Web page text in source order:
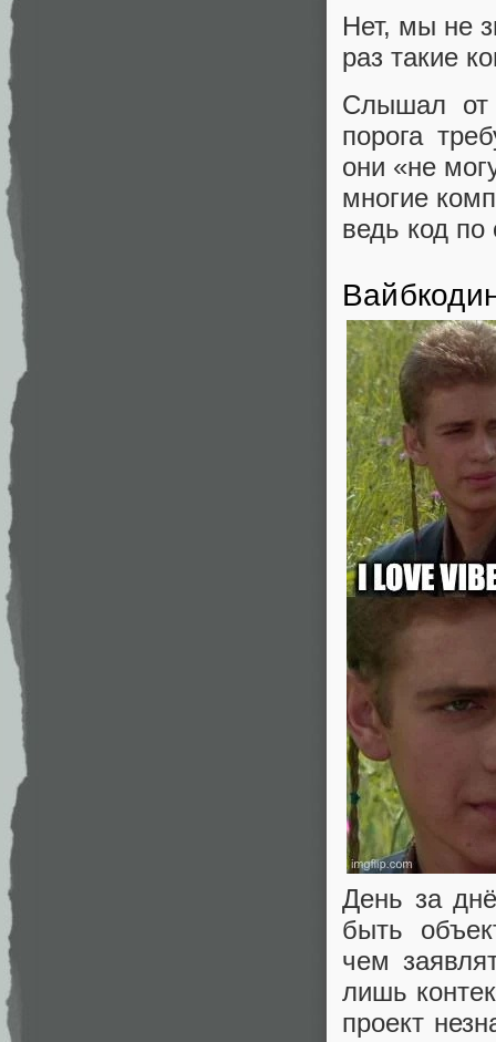
Нет, мы не
раз такие
Слышал от
порога
они «не
многие
ведь код по
День за
быть
чем
лишь
проект